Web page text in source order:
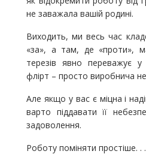
не заважала вашій родині.
Виходить, ми весь час
«за», а там, де «проти»,
терезів явно переважує у
флірт – просто виробнича
Але якщо у вас є міцна і
варто піддавати її
задоволення.
Роботу поміняти простіше. .